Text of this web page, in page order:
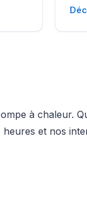
à chaleur.
et nos